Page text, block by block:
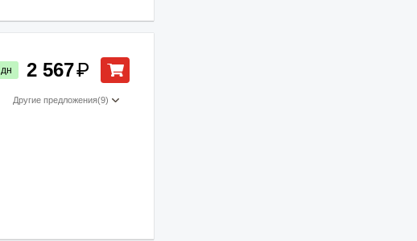
дн 2 567₽
Другие предложения(9)